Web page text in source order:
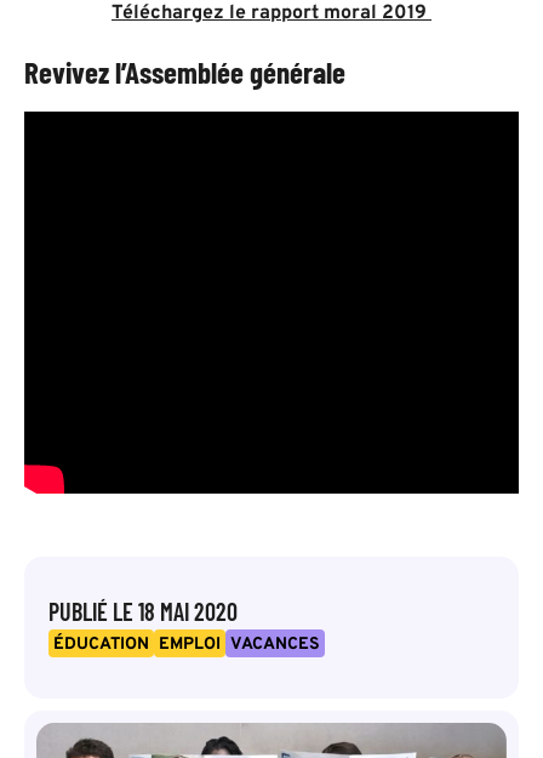
PUBLIÉ LE 18 MAI 2020
ÉDUCATION EMPLOI VACANCES
Téléchargez le rapport moral 2019
Revivez l’Assemblée générale